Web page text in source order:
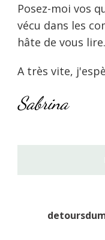
Posez-moi vos
vécu dans les
hâte de vous lire.
A très vite,
Sabrina